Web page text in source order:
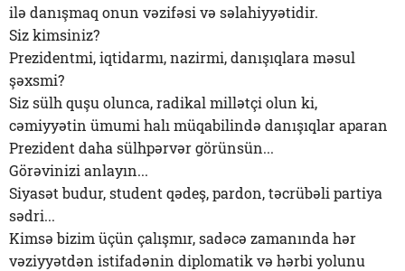
ilə danışmaq onun vəzifəsi və səlahiyyətidir.
Siz kimsiniz?
Prezidentmi, iqtidarmı, nazirmi, danışıqlara məsul
şəxsmi?
Siz sülh quşu olunca, radikal millətçi olun ki,
cəmiyyətin ümumi halı müqabilində danışıqlar aparan
Prezident daha sülhpərvər görünsün...
Görəvinizi anlayın...
Siyasət budur, student qədeş, pardon, təcrübəli partiya
sədri...
Kimsə bizim üçün çalışmır, sadəcə zamanında hər
vəziyyətdən istifadənin diplomatik və hərbi yolunu